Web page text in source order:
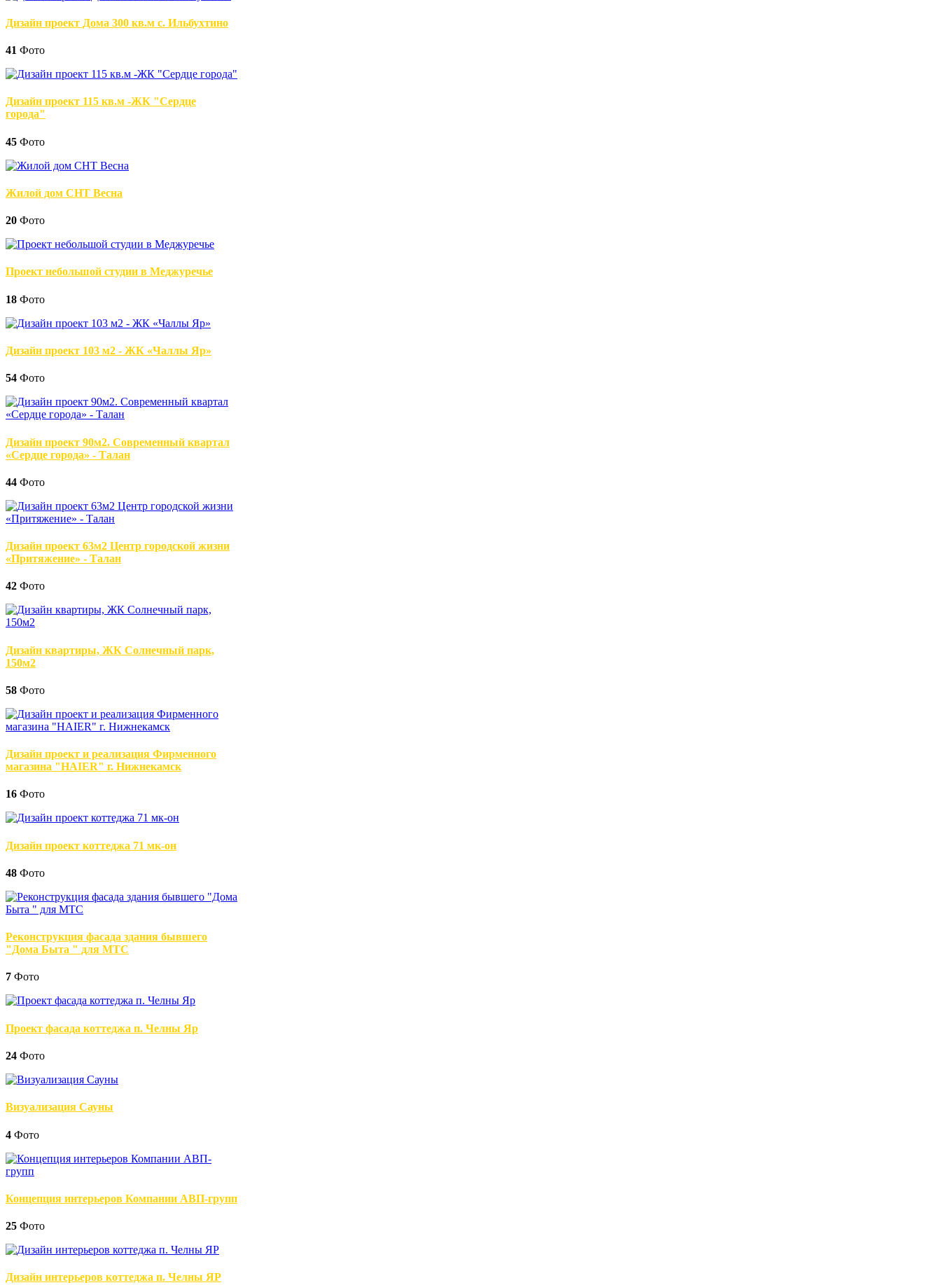
Дизайн проект Дома 300 кв.м с. Ильбухтино
41 Фото
Дизайн проект 115 кв.м -ЖК "Сердце
города"
45 Фото
Жилой дом СНТ Весна
20 Фото
Проект небольшой студии в Меджуречье
18 Фото
Дизайн проект 103 м2 - ЖК «Чаллы Яр»
54 Фото
Дизайн проект 90м2. Современный квартал
«Сердце города» - Талан
44 Фото
Дизайн проект 63м2 Центр городской жизни
«Притяжение» - Талан
42 Фото
Дизайн квартиры, ЖК Солнечный парк,
150м2
58 Фото
Дизайн проект и реализация Фирменного
магазина "HAIER" г. Нижнекамск
16 Фото
Дизайн проект коттеджа 71 мк-он
48 Фото
Реконструкция фасада здания бывшего
"Дома Быта " для МТС
7 Фото
Проект фасада коттеджа п. Челны Яр
24 Фото
Визуализация Сауны
4 Фото
Концепция интерьеров Компании АВП-групп
25 Фото
Дизайн интерьеров коттеджа п. Челны ЯР